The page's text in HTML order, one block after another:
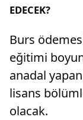
EDECEK?
Burs
eğitimi
anadal
lisans
olacak.